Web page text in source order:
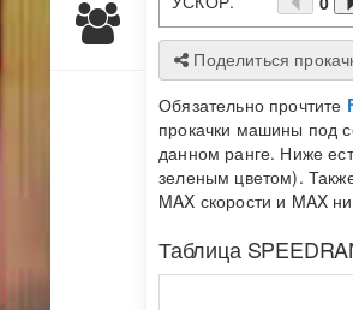
Поделиться
Обязательно прочтите
прокачки машины под
данном ранге. Ниже
зеленым цветом).
MAX скорости и MAX
Таблица